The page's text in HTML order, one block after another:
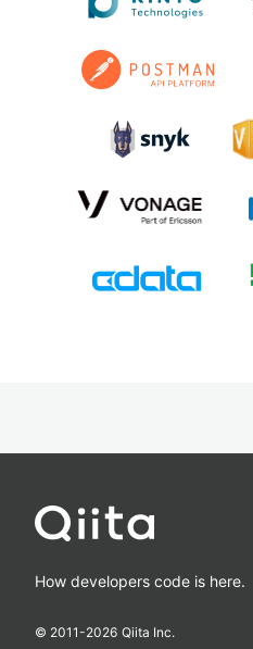
How developers code is here.
© 2011-2026 Qiita Inc.